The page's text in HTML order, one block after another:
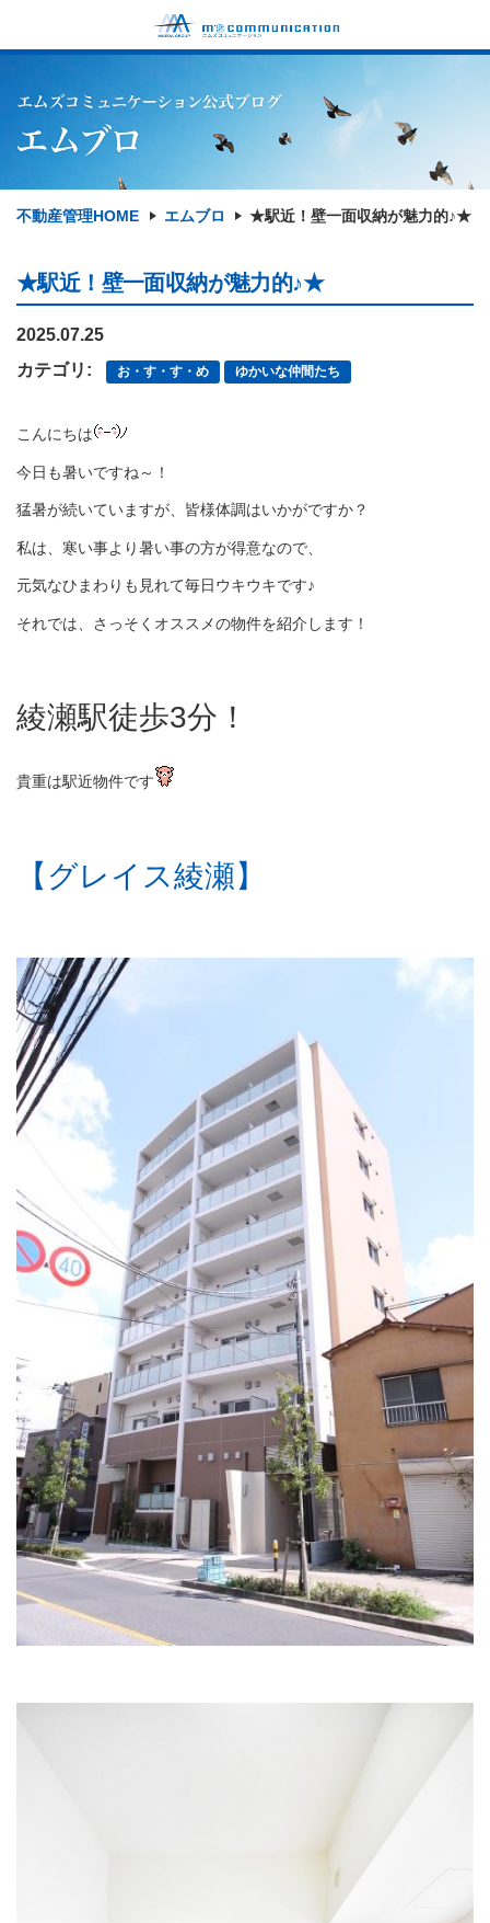
不動産管理HOME エムブロ ★駅近！壁一面収納が魅力的♪★
★駅近！壁一面収納が魅力的♪★
2025.07.25
カテゴリ:
お・す・す・め ゆかいな仲間たち
こんにちは
今日も暑いですね～！
猛暑が続いていますが、皆様体調はいかがですか？
私は、寒い事より暑い事の方が得意なので、
元気なひまわりも見れて毎日ウキウキです♪
それでは、さっそくオススメの物件を紹介します！
綾瀬駅徒歩3分！
貴重は駅近物件です
【グレイス綾瀬】